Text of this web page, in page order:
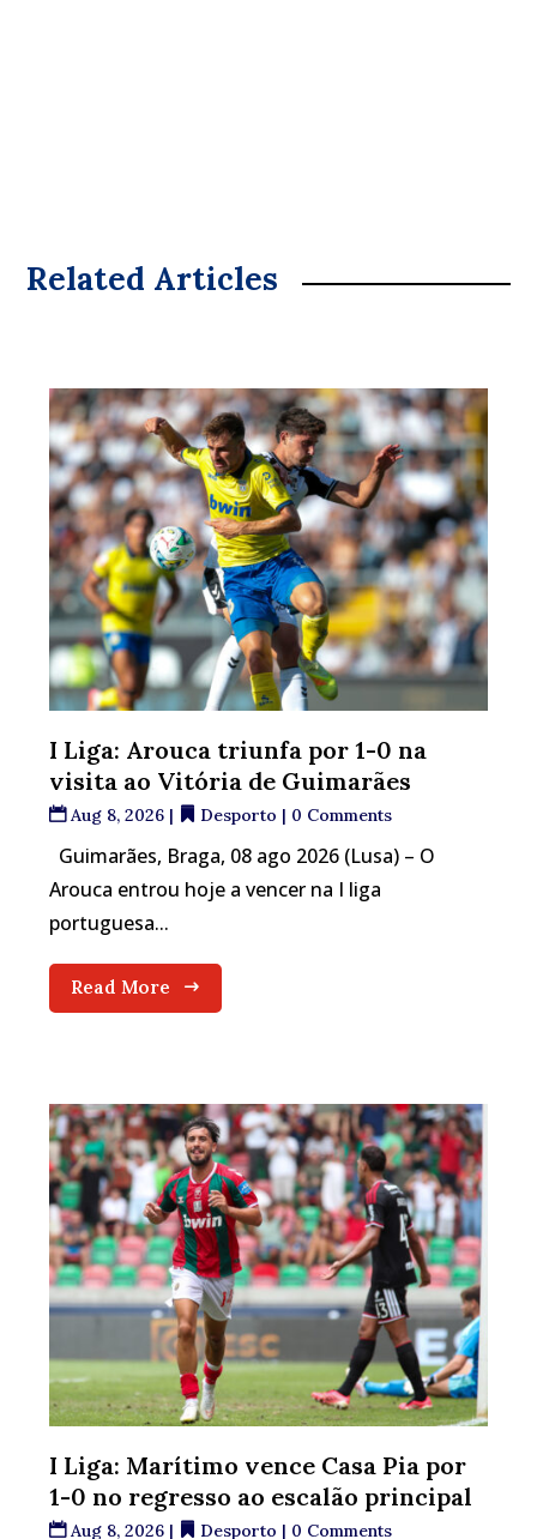
Related Articles
I Liga: Arouca triunfa por 1-0 na
visita ao Vitória de Guimarães
Aug 8, 2026 | Desporto | 0 Comments
Guimarães, Braga, 08 ago 2026 (Lusa) – O
Arouca entrou hoje a vencer na I liga
portuguesa...
Read More
I Liga: Marítimo vence Casa Pia por
1-0 no regresso ao escalão principal
Aug 8, 2026 | Desporto | 0 Comments